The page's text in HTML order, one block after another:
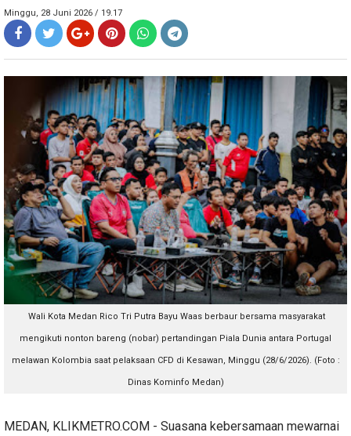
Minggu, 28 Juni 2026 / 19.17
Wali Kota Medan Rico Tri Putra Bayu Waas berbaur bersama masyarakat
mengikuti nonton bareng (nobar) pertandingan Piala Dunia antara Portugal
melawan Kolombia saat pelaksaan CFD di Kesawan, Minggu (28/6/2026). (Foto :
Dinas Kominfo Medan)
MEDAN, KLIKMETRO.COM - Suasana kebersamaan mewarnai